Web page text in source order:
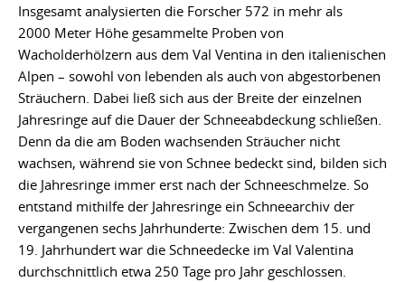
Insgesamt analysierten die Forscher 572 in mehr als
2000 Meter Höhe gesammelte Proben von
Wacholderhölzern aus dem Val Ventina in den italienischen
Alpen – sowohl von lebenden als auch von abgestorbenen
Sträuchern. Dabei ließ sich aus der Breite der einzelnen
Jahresringe auf die Dauer der Schneeabdeckung schließen.
Denn da die am Boden wachsenden Sträucher nicht
wachsen, während sie von Schnee bedeckt sind, bilden sich
die Jahresringe immer erst nach der Schneeschmelze. So
entstand mithilfe der Jahresringe ein Schneearchiv der
vergangenen sechs Jahrhunderte: Zwischen dem 15. und
19. Jahrhundert war die Schneedecke im Val Valentina
durchschnittlich etwa 250 Tage pro Jahr geschlossen.